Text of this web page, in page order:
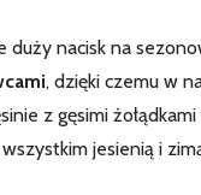
duży nacisk na
, dzięki czemu w
z gęsimi
jesienią i